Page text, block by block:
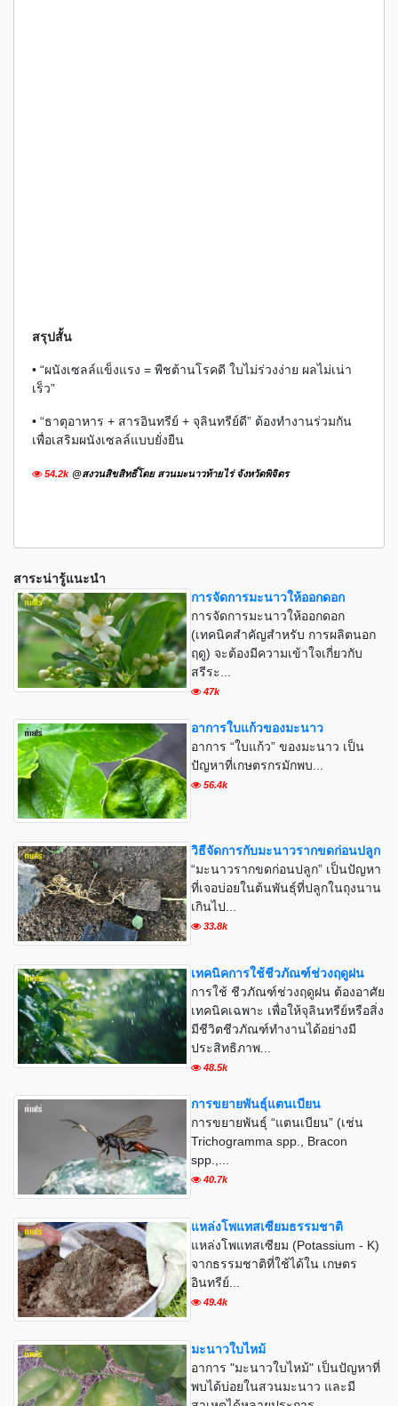
สรุปสั้น
• “ผนังเซลล์แข็งแรง = พืชต้านโรคดี ใบไม่ร่วงง่าย ผลไม่เน่า
เร็ว”
• “ธาตุอาหาร + สารอินทรีย์ + จุลินทรีย์ดี” ต้องทำงานร่วมกัน
เพื่อเสริมผนังเซลล์แบบยั่งยืน
54.2k @สงวนสิขสิทธิ์โดย สวนมะนาวท้ายไร่ จังหวัดพิจิตร
สาระน่ารู้แนะนำ
การจัดการมะนาวให้ออกดอก
การจัดการมะนาวให้ออกดอก
(เทคนิคสำคัญสำหรับ การผลิตนอก
ฤดู) จะต้องมีความเข้าใจเกี่ยวกับ
สรีระ...
47k
อาการใบแก้วของมะนาว
อาการ “ใบแก้ว” ของมะนาว เป็น
ปัญหาที่เกษตรกรมักพบ...
56.4k
วิธีจัดการกับมะนาวรากขดก่อนปลูก
“มะนาวรากขดก่อนปลูก” เป็นปัญหา
ที่เจอบ่อยในต้นพันธุ์ที่ปลูกในถุงนาน
เกินไป...
33.8k
เทคนิคการใช้ชีวภัณฑ์ช่วงฤดูฝน
การใช้ ชีวภัณฑ์ช่วงฤดูฝน ต้องอาศัย
เทคนิคเฉพาะ เพื่อให้จุลินทรีย์หรือสิ่ง
มีชีวิตชีวภัณฑ์ทำงานได้อย่างมี
ประสิทธิภาพ...
48.5k
การขยายพันธุ์แตนเบียน
การขยายพันธุ์ “แตนเบียน” (เช่น
Trichogramma spp., Bracon
spp.,...
40.7k
แหล่งโพแทสเซียมธรรมชาติ
แหล่งโพแทสเซียม (Potassium - K)
จากธรรมชาติที่ใช้ได้ใน เกษตร
อินทรีย์...
49.4k
มะนาวใบไหม้
อาการ "มะนาวใบไหม้" เป็นปัญหาที่
พบได้บ่อยในสวนมะนาว และมี